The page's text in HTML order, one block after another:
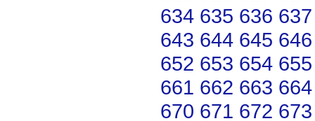
634 635 636 637
643 644 645 646
652 653 654 655
661 662 663 664
670 671 672 673